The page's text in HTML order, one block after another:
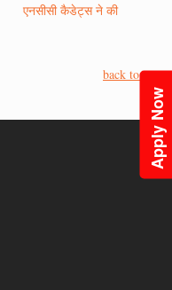
Apply Now
एनसीसी कैडेट्स ने की
back to top